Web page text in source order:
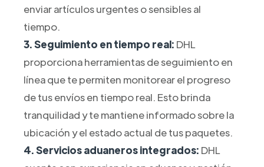
enviar artículos urgentes o sensibles al
tiempo.
3. Seguimiento en tiempo real: DHL
proporciona herramientas de seguimiento en
línea que te permiten monitorear el progreso
de tus envíos en tiempo real. Esto brinda
tranquilidad y te mantiene informado sobre la
ubicación y el estado actual de tus paquetes.
4. Servicios aduaneros integrados: DHL